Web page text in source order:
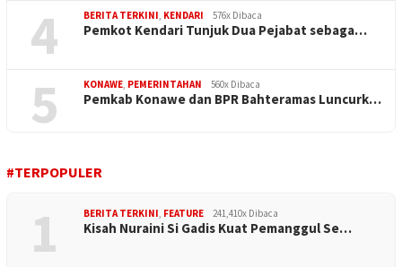
4 BERITA TERKINI, KENDARI 576x Dibaca
Pemkot Kendari Tunjuk Dua Pejabat sebaga…
5 KONAWE, PEMERINTAHAN 560x Dibaca
Pemkab Konawe dan BPR Bahteramas Luncurk…
#TERPOPULER
1 BERITA TERKINI, FEATURE 241,410x Dibaca
Kisah Nuraini Si Gadis Kuat Pemanggul Se…